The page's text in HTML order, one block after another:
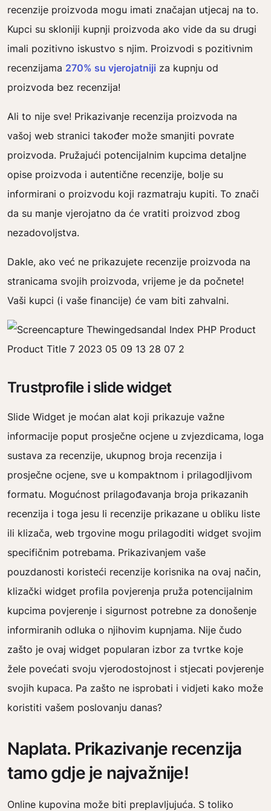
recenzije proizvoda mogu imati značajan utjecaj na to.
Kupci su skloniji kupnji proizvoda ako vide da su drugi
imali pozitivno iskustvo s njim. Proizvodi s pozitivnim
recenzijama 270% su vjerojatniji za kupnju od
proizvoda bez recenzija!
Ali to nije sve! Prikazivanje recenzija proizvoda na
vašoj web stranici također može smanjiti povrate
proizvoda. Pružajući potencijalnim kupcima detaljne
opise proizvoda i autentične recenzije, bolje su
informirani o proizvodu koji razmatraju kupiti. To znači
da su manje vjerojatno da će vratiti proizvod zbog
nezadovoljstva.
Dakle, ako već ne prikazujete recenzije proizvoda na
stranicama svojih proizvoda, vrijeme je da počnete!
Vaši kupci (i vaše financije) će vam biti zahvalni.
Trustprofile i slide widget
Slide Widget je moćan alat koji prikazuje važne
informacije poput prosječne ocjene u zvjezdicama, loga
sustava za recenzije, ukupnog broja recenzija i
prosječne ocjene, sve u kompaktnom i prilagodljivom
formatu. Mogućnost prilagođavanja broja prikazanih
recenzija i toga jesu li recenzije prikazane u obliku liste
ili klizača, web trgovine mogu prilagoditi widget svojim
specifičnim potrebama. Prikazivanjem vaše
pouzdanosti koristeći recenzije korisnika na ovaj način,
klizački widget profila povjerenja pruža potencijalnim
kupcima povjerenje i sigurnost potrebne za donošenje
informiranih odluka o njihovim kupnjama. Nije čudo
zašto je ovaj widget popularan izbor za tvrtke koje
žele povećati svoju vjerodostojnost i stjecati povjerenje
svojih kupaca. Pa zašto ne isprobati i vidjeti kako može
koristiti vašem poslovanju danas?
Naplata. Prikazivanje recenzija
tamo gdje je najvažnije!
Online kupovina može biti preplavljujuća. S toliko